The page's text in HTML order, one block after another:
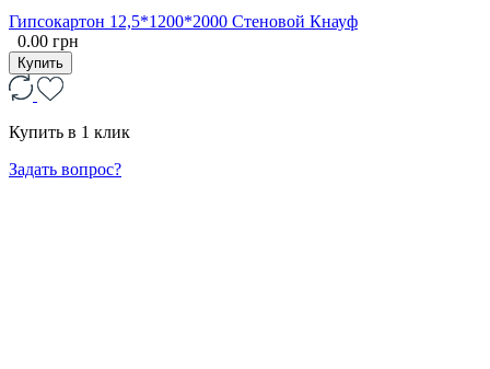
Гипсокартон 12,5*1200*2000 Стеновой Кнауф
0.00 грн
Купить
Купить в 1 клик
Задать вопрос?